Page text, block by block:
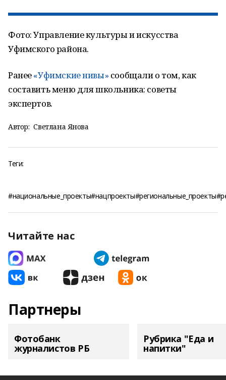
Фото: Управление культуры и искусства
Уфимского района.
Ранее«Уфимские нивы» сообщали о том, как
составить меню для школьника: советы
экспертов.
Автор: Светлана Янова
Теги:
Читайте нас
Партнеры
Фотобанк
журналистов РБ
Рубрика "Еда и
напитки"